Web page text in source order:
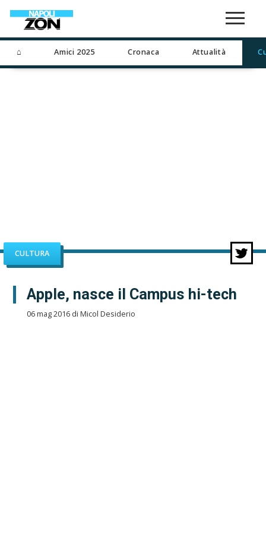
⌂ Amici 2025 Cronaca Attualità
CULTURA
Apple, nasce il Campus hi-tech
06 mag 2016 di Micol Desiderio